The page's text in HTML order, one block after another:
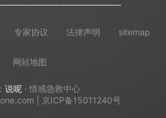
专家协议 法律声明 sitemap
网站地图
说呢 · 情感急救中心
| 京ICP备15011240号